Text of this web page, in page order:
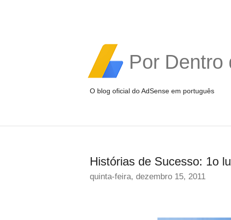
Por Dentro
O blog oficial do AdSense em português
Histórias de Sucesso: 1o
quinta-feira, dezembro 15, 2011